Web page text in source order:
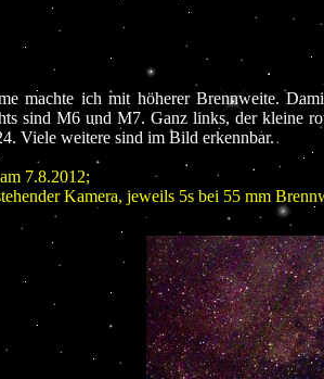
machte ich mit höherer Brennweite.
sind M6 und M7. Ganz links, der kleine
Viele weitere sind im Bild erkennbar.
7.8.2012;
Kamera, jeweils 5s bei 55 mm